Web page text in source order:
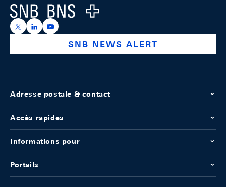
Logo
https://x.com/snb_bns
https://ch.linkedin.com/company/swiss-national-
https://www.youtube.com/@swissnationalbank
SNB NEWS ALERT
Adresse postale & contact
Accès rapides
Informations pour
Portails